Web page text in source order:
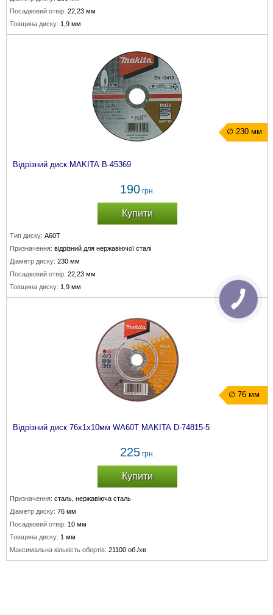
Посадковий отвір: 22,23 мм
Товщина диску: 1,9 мм
∅ 230 мм
Відрізний диск MAKITA B-45369
190грн.
Купити
Тип диску: A60T
Призначення: відрізний для нержавіючої сталі
Діаметр диску: 230 мм
Посадковий отвір: 22,23 мм
Товщина диску: 1,9 мм
∅ 76 мм
Відрізний диск 76х1х10мм WA60T MAKITA D-74815-5
225грн.
Купити
Призначення: сталь, нержавіюча сталь
Діаметр диску: 76 мм
Посадковий отвір: 10 мм
Товщина диску: 1 мм
Максимальна кількість обертів: 21100 об./хв